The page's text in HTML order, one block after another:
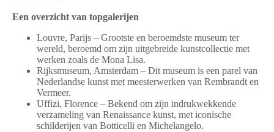
Een overzicht van topgalerijen
Louvre, Parijs – Grootste en beroemdste museum ter
wereld, beroemd om zijn uitgebreide kunstcollectie met
werken zoals de Mona Lisa.
Rijksmuseum, Amsterdam – Dit museum is een parel van
Nederlandse kunst met meesterwerken van Rembrandt en
Vermeer.
Uffizi, Florence – Bekend om zijn indrukwekkende
verzameling van Renaissance kunst, met iconische
schilderijen van Botticelli en Michelangelo.